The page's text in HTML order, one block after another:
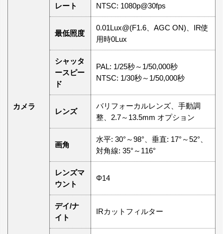
カメラ
レート
NTSC: 1080p@30fps
最低照度
0.01Lux@(F1.6、AGC ON)、IR使
用時0Lux
シャッタ
ースピー
ド
PAL: 1/25秒～1/50,000秒
NTSC: 1/30秒～1/50,000秒
レンズ
バリフォーカルレンズ、手動調
整、2.7～13.5mm オプション
画角
水平: 30°～98°、垂直: 17°～52°、
対角線: 35°～116°
レンズマ
ウント
Φ14
デイ/ナ
イト
IRカットフィルター